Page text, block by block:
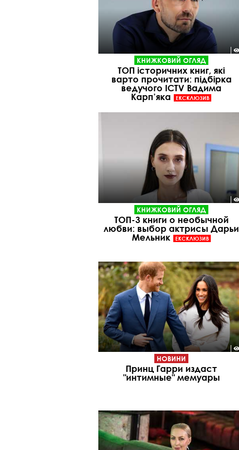
КНИЖКОВИЙ ОГЛЯД
ТОП історичних книг, які
варто прочитати: підбірка
ведучого ICTV Вадима
Карп’яка
ЕКСКЛЮЗИВ
КНИЖКОВИЙ ОГЛЯД
ТОП-3 книги о необычной
любви: выбор актрисы Дарьи
Мельник
ЕКСКЛЮЗИВ
НОВИНИ
Принц Гарри издаст
"интимные" мемуары